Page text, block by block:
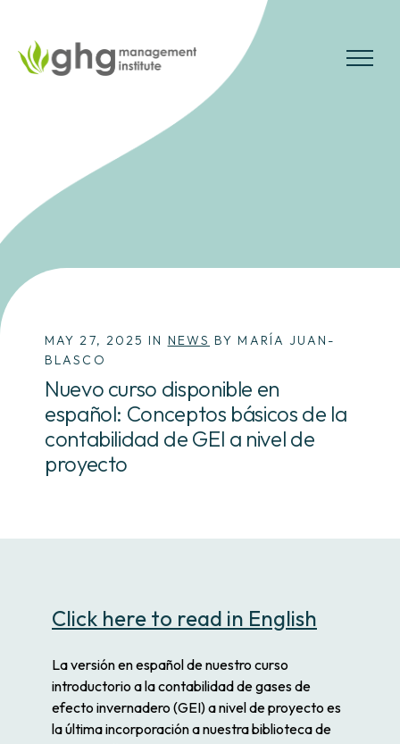
to
the
MAY 27, 2025 IN NEWS BY MARÍA JUAN-
BLASCO
Nuevo curso disponible en
español: Conceptos básicos de la
contabilidad de GEI a nivel de
proyecto
Click here to read in English
La versión en español de nuestro curso
introductorio a la contabilidad de gases de
efecto invernadero (GEI) a nivel de proyecto es
la última incorporación a nuestra biblioteca de